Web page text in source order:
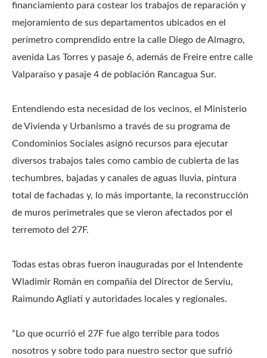
financiamiento para costear los trabajos de reparación y
mejoramiento de sus departamentos ubicados en el
perímetro comprendido entre la calle Diego de Almagro,
avenida Las Torres y pasaje 6, además de Freire entre calle
Valparaíso y pasaje 4 de población Rancagua Sur.
Entendiendo esta necesidad de los vecinos, el Ministerio
de Vivienda y Urbanismo a través de su programa de
Condominios Sociales asignó recursos para ejecutar
diversos trabajos tales como cambio de cubierta de las
techumbres, bajadas y canales de aguas lluvia, pintura
total de fachadas y, lo más importante, la reconstrucción
de muros perimetrales que se vieron afectados por el
terremoto del 27F.
Todas estas obras fueron inauguradas por el Intendente
Wladimir Román en compañía del Director de Serviu,
Raimundo Agliati y autoridades locales y regionales.
“Lo que ocurrió el 27F fue algo terrible para todos
nosotros y sobre todo para nuestro sector que sufrió